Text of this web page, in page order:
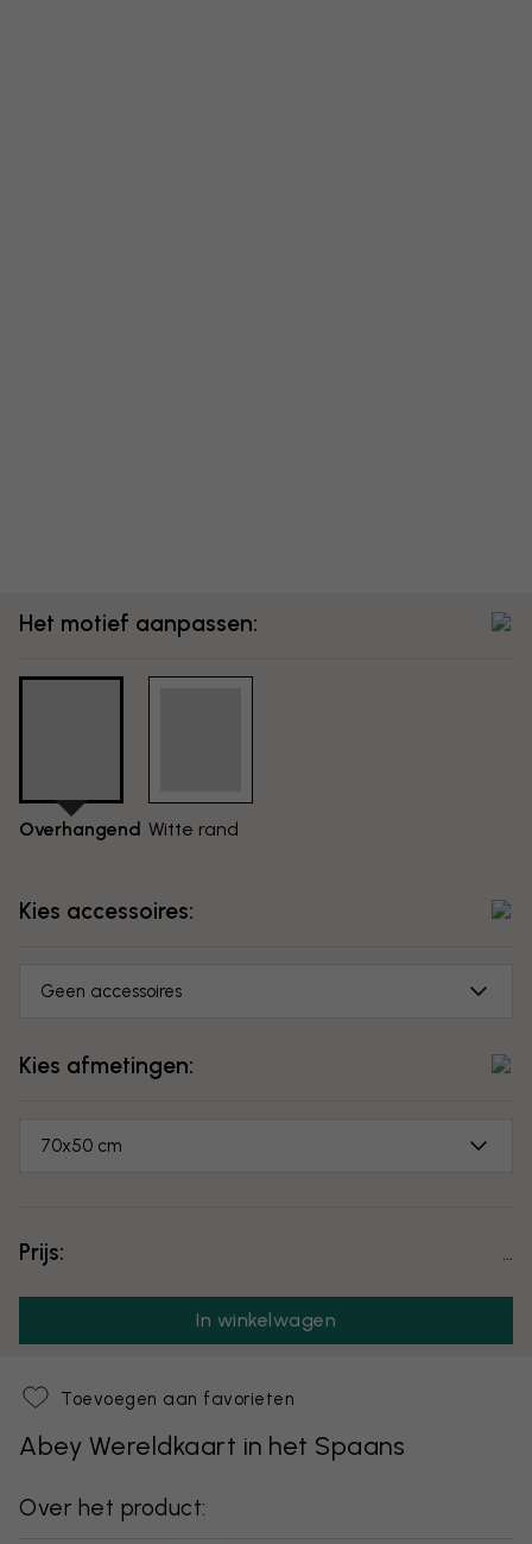
Het motief aanpassen:
Overhangend Witte rand
Kies accessoires:
Geen accessoires
Kies afmetingen:
70x50 cm
Prijs:
In winkelwagen
Toevoegen aan favorieten
Abey Wereldkaart in het Spaans
Over het product: